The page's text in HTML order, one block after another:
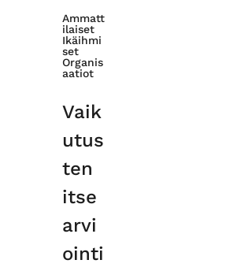
Ammatt
ilaiset
Ikäihmi
set
Organis
aatiot
Vaik
utus
ten
itse
arvi
ointi